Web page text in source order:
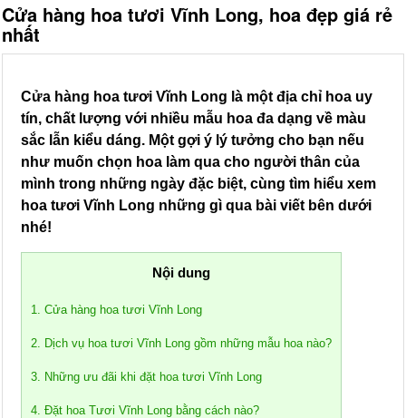
Cửa hàng hoa tươi Vĩnh Long, hoa đẹp giá rẻ
nhất
Cửa hàng hoa tươi Vĩnh Long là một địa chỉ hoa uy
tín, chất lượng với nhiều mẫu hoa đa dạng về màu
sắc lẫn kiểu dáng. Một gợi ý lý tưởng cho bạn nếu
như muốn chọn hoa làm qua cho người thân của
mình trong những ngày đặc biệt, cùng tìm hiểu xem
hoa tươi Vĩnh Long những gì qua bài viết bên dưới
nhé!
Nội dung
1. Cửa hàng hoa tươi Vĩnh Long
2. Dịch vụ hoa tươi Vĩnh Long gồm những mẫu hoa nào?
3. Những ưu đãi khi đặt hoa tươi Vĩnh Long
4. Đặt hoa Tươi Vĩnh Long bằng cách nào?